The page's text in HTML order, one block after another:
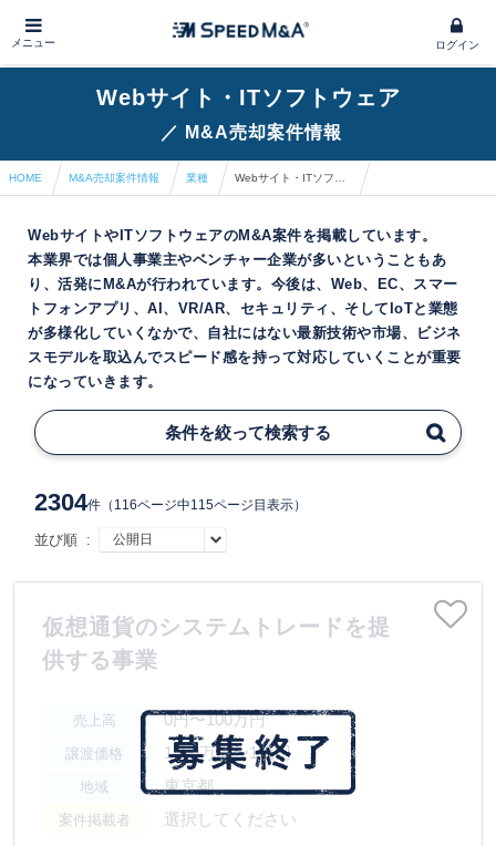
メニュー ログイン
Webサイト・ITソフトウェア
／ M&A売却案件情報
HOME M&A売却案件情報 業種
WebサイトやITソフトウェアのM&A案件を掲載しています。
本業界では個人事業主やベンチャー企業が多いということもあ
り、活発にM&Aが行われています。今後は、Web、EC、スマー
トフォンアプリ、AI、VR/AR、セキュリティ、そしてIoTと業態
が多様化していくなかで、自社にはない最新技術や市場、ビジネ
スモデルを取込んでスピード感を持って対応していくことが重要
になっていきます。
条件を絞って検索する
2304件 （116ページ中115ページ目表示）
並び順 :
仮想通貨のシステムトレードを提
供する事業
売上高 0円〜100万円
譲渡価格 1000万円〜1億円
地域 東京都
案件掲載者 選択してください